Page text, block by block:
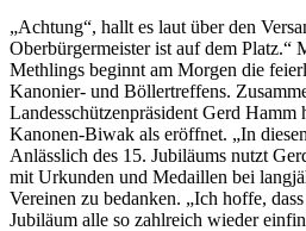
„Achtung“, hallt es laut über den
Oberbürgermeister ist auf dem Platz.“
Methlings beginnt am Morgen die
Kanonier- und Böllertreffens.
Landesschützenpräsident Gerd Hamm
Kanonen-Biwak als eröffnet. „In
Anlässlich des 15. Jubiläums nutzt
mit Urkunden und Medaillen bei
Vereinen zu bedanken. „Ich hoffe,
Jubiläum alle so zahlreich wieder